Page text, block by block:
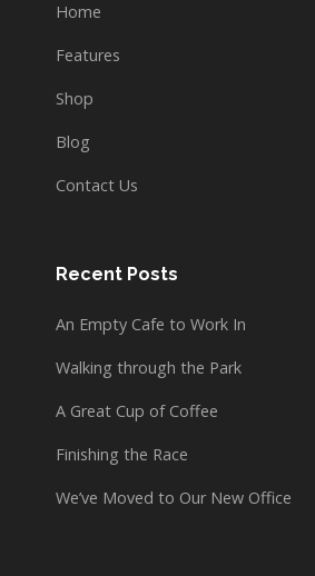
Home
Features
Shop
Blog
Contact Us
Recent Posts
An Empty Cafe to Work In
Walking through the Park
A Great Cup of Coffee
Finishing the Race
We’ve Moved to Our New Office